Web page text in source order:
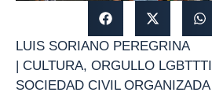
LUIS SORIANO PEREGRINA
| CULTURA, ORGULLO LGBTTTI
SOCIEDAD CIVIL ORGANIZADA